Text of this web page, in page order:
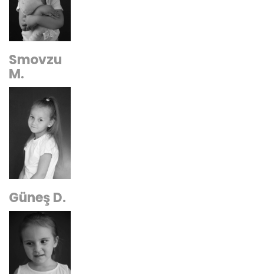
Smovzu
M.
Güneş D.